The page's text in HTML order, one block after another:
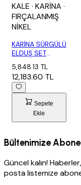
KALE · KARİNA ·
FIRÇALANMIŞ
NİKEL
KARİNA SÜRGÜLÜ
ELDUŞ SET
NİK...
5,848.13 TL
12,183.60 TL
Sepete
Ekle
Bültenimize
Güncel kalın!
posta listemize